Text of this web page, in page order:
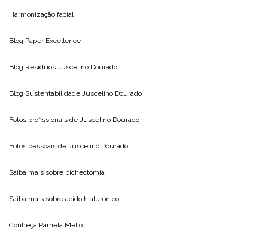
Harmonização facial
Blog Paper Excellence
Blog Resíduos Juscelino Dourado
Blog Sustentabilidade Juscelino Dourado
Fotos profissionais de Juscelino Dourado
Fotos pessoais de Juscelino Dourado
Saiba mais sobre bichectomia
Saiba mais sobre acido hialuronico
Conheça Pamela Mello